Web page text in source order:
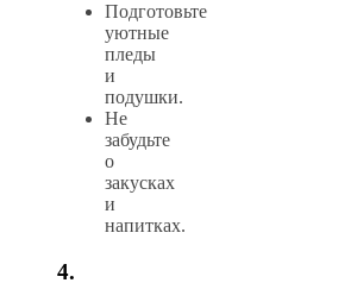
Подготовьте
уютные
пледы
и
подушки.
Не
забудьте
о
закусках
и
напитках.
4.